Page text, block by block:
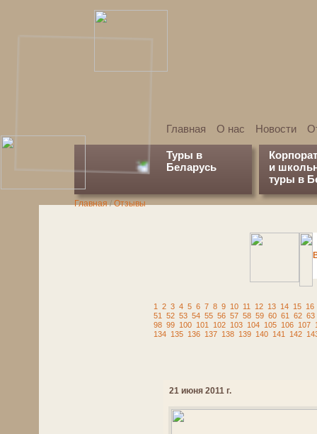
Главная О нас Новости
Туры в
Беларусь
и
туры в
Главная/Отзывы
1 2 3 4 5 6 7 8 9 10 11 12 13 14 15 16
51
52 53 54 55 56 57 58 59 60 61 62 63
98 99 100 101 102 103 104 105 106 107
134 135 136 137 138 139 140 141 142
21 июня 2011 г.